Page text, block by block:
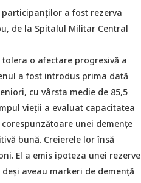
a fost rezerva
de la Spitalul Militar Central
o afectare progresivă a
a fost introdus prima dată
cu vârsta medie de 85,5
vieții a evaluat capacitatea
unei demențe
bună. Creierele lor însă
El a emis ipoteza unei rezerve
aveau markeri de demență